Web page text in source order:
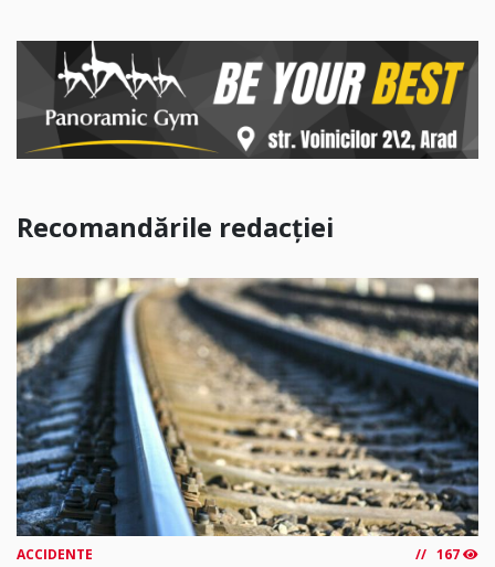
Recomandările redacției
ACCIDENTE 167